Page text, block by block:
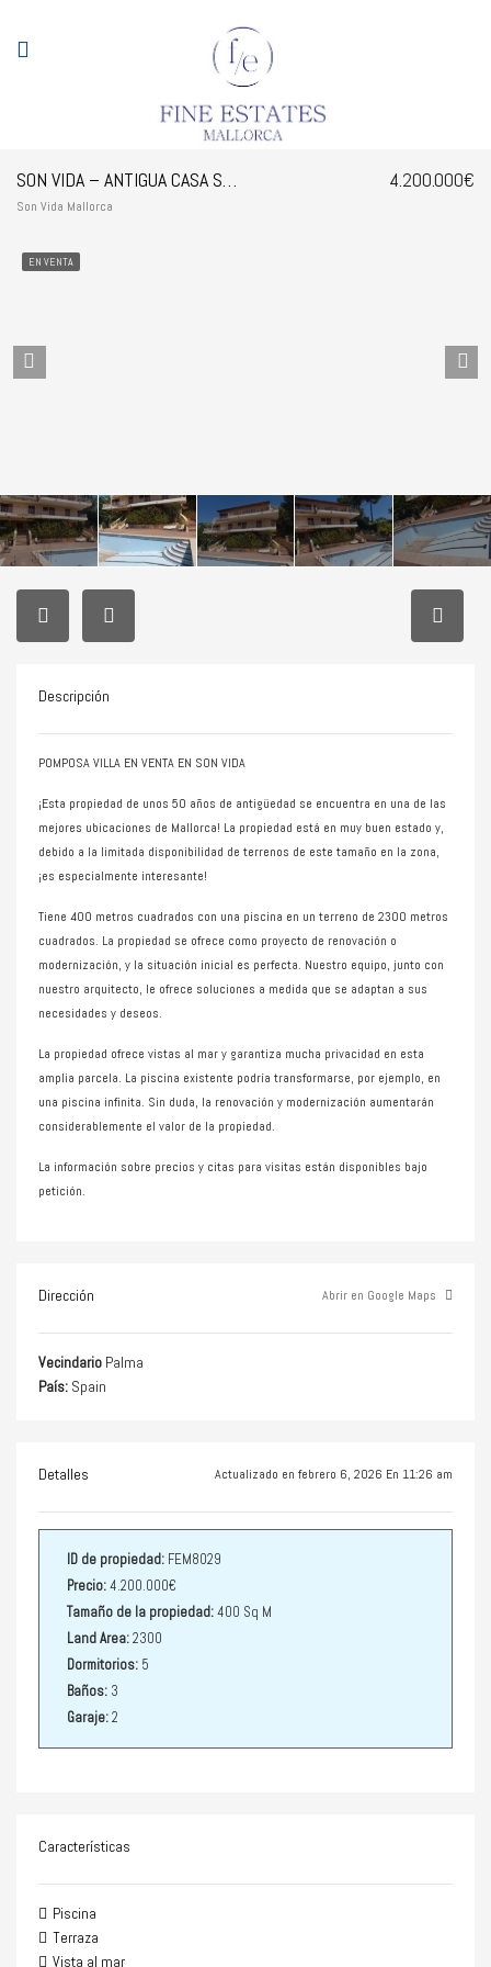
Son Vida Mallorca
4.200.000€
EN VENTA
Descripción
POMPOSA VILLA EN VENTA EN SON VIDA
¡Esta propiedad de unos 50 años de antigüedad se encuentra en una de las
mejores ubicaciones de Mallorca! La propiedad está en muy buen estado y,
debido a la limitada disponibilidad de terrenos de este tamaño en la zona,
¡es especialmente interesante!
Tiene 400 metros cuadrados con una piscina en un terreno de 2300 metros
cuadrados. La propiedad se ofrece como proyecto de renovación o
modernización, y la situación inicial es perfecta. Nuestro equipo, junto con
nuestro arquitecto, le ofrece soluciones a medida que se adaptan a sus
necesidades y deseos.
La propiedad ofrece vistas al mar y garantiza mucha privacidad en esta
amplia parcela. La piscina existente podría transformarse, por ejemplo, en
una piscina infinita. Sin duda, la renovación y modernización aumentarán
considerablemente el valor de la propiedad.
La información sobre precios y citas para visitas están disponibles bajo
petición.
Dirección Abrir en Google Maps
Vecindario Palma
País: Spain
Detalles Actualizado en febrero 6, 2026 En 11:26 am
ID de propiedad: FEM8029
Precio:4.200.000€
Tamaño de la propiedad:400 Sq M
Land Area:2300
Dormitorios: 5
Baños: 3
Garaje:2
Características
Piscina
Terraza
Vista al mar